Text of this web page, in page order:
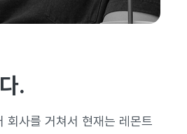
.
회사를 거쳐서 현재는 레몬트